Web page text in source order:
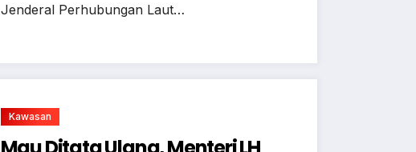
Jenderal Perhubungan Laut…
Kawasan